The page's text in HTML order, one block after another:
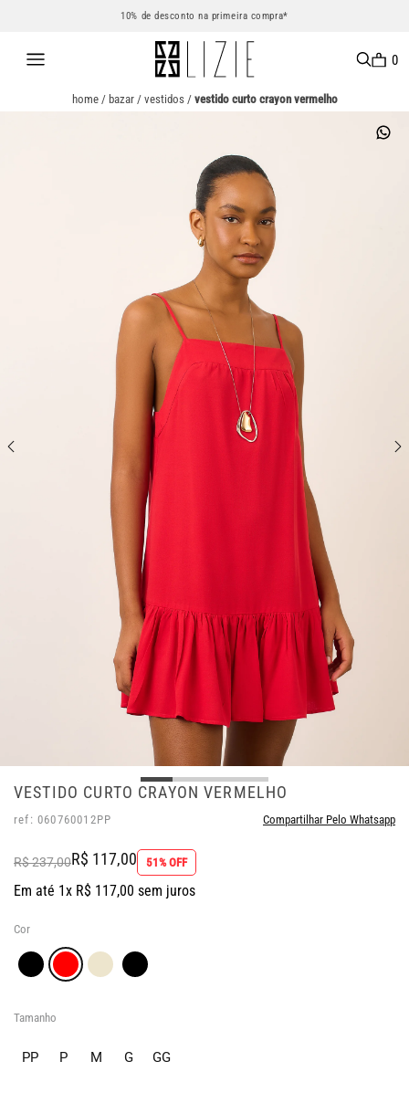
10% de desconto na primeira compra*
0
home/ bazar/ vestidos/ vestido curto crayon vermelho
VESTIDO CURTO CRAYON VERMELHO
ref: 060760012PP Compartilhar Pelo Whatsapp
R$ 237,00R$ 117,00 51% OFF
Em até 1x R$ 117,00 sem juros
Cor
Tamanho
PP P M G GG